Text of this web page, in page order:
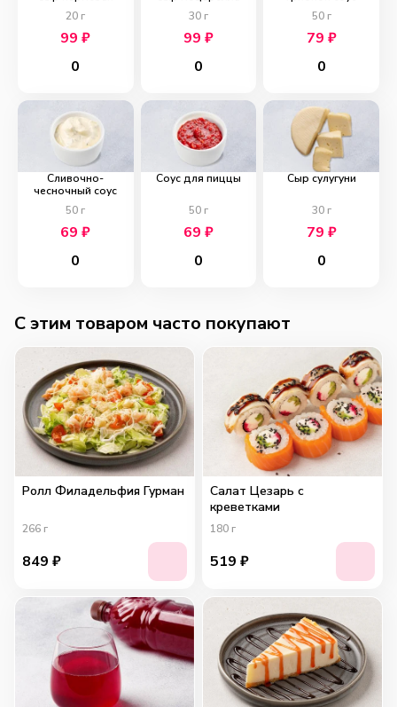
20 г
99₽
0
30г
99 ₽
0
50г
79 ₽
0
Сливочно-
чесночный соус
50 г
69₽
0
Соус для пиццы
50г
69 ₽
0
Сыр сулугуни
30г
79 ₽
0
C этим товаром часто покупают
Ролл Филадельфия Гурман
266 г
849 ₽
Салат Цезарь с
креветками
180 г
519 ₽